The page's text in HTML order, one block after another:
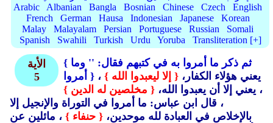
Arabic
Albanian Bangla Bosnian Chinese Czech
English
French
German Hausa Indonesian Japanese
Korean
Malay
Malayalam Persian Portuguese Russian
Somali
Spanish
Swahili Turkish Urdu Yoruba Transliteration [+]
الأية
5
{ ثم ذكر ما أمروا به في كتبهم فقال: '' وما
أمروا }
، يعني هؤلاء الكفار، { إلا ليعبدوا الله }
، يعني إلا أن يعبدوا الله، { مخلصين له الدين }
، قال ابن عباس: ما أمروا في التوراة والإنجيل إلا
بالإخلاص في العبادة لله موحدين، { حنفاء } ، مائلين عن